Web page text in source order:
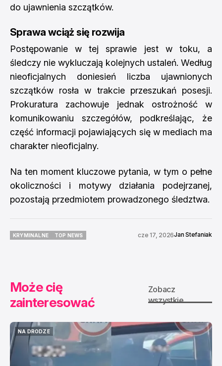
do ujawnienia szczątków.
Sprawa wciąż się rozwija
Postępowanie w tej sprawie jest w toku, a
śledczy nie wykluczają kolejnych ustaleń. Według
nieoficjalnych doniesień liczba ujawnionych
szczątków rosła w trakcie przeszukań posesji.
Prokuratura zachowuje jednak ostrożność w
komunikowaniu szczegółów, podkreślając, że
część informacji pojawiających się w mediach ma
charakter nieoficjalny.
Na ten moment kluczowe pytania, w tym o pełne
okoliczności i motywy działania podejrzanej,
pozostają przedmiotem prowadzonego śledztwa.
KRYMINALNE
TOP NEWS
cze 17, 2026Jan Stefaniak
Może cię
zainteresować
Zobacz
wszystkie
NA DRODZE
NA DRODZE